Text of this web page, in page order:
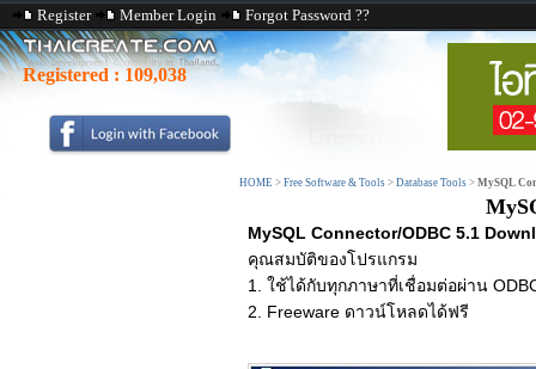
Register Member Login Forgot Password ??
Registered : 109,038
HOME > Free Software & Tools > Database Tools > MySQL
MySQL Connector/ODBC 5.1
คุณสมบัติของโปรแกรม
1. ใช้ได้กับทุกภาษาที่เชื่อมต่อผ่าน
2. Freeware ดาวน์โหลดได้ฟรี